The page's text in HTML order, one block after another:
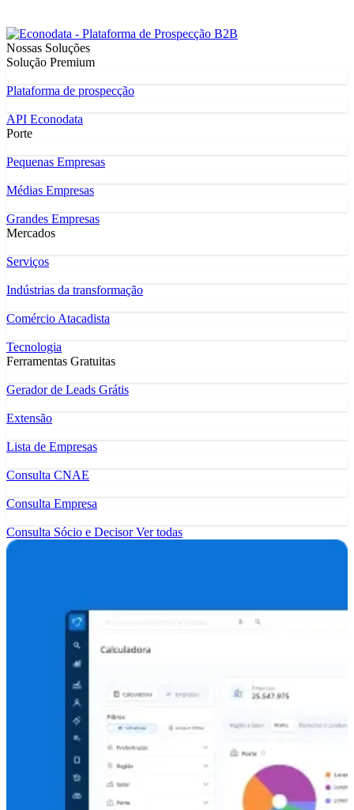
Nossas Soluções
Solução Premium
Plataforma de prospecção
API Econodata
Porte
Pequenas Empresas
Médias Empresas
Grandes Empresas
Mercados
Serviços
Indústrias da transformação
Comércio Atacadista
Tecnologia
Ferramentas Gratuitas
Gerador de Leads Grátis
Extensão
Lista de Empresas
Consulta CNAE
Consulta Empresa
Consulta Sócio e DecisorVer todas